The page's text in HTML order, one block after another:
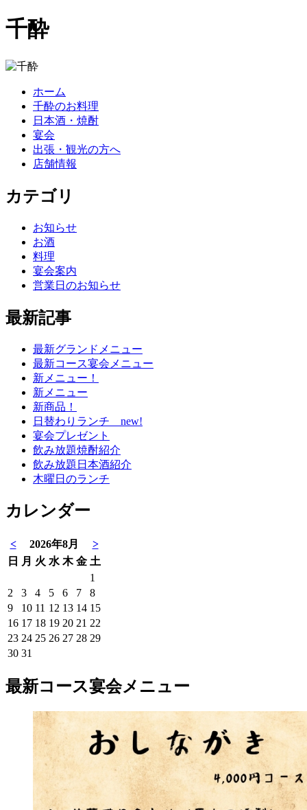
千酔
ホーム
千酔のお料理
日本酒・焼酎
宴会
出張・観光の方へ
店舗情報
カテゴリ
お知らせ
お酒
料理
宴会案内
営業日のお知らせ
最新記事
最新グランドメニュー
最新コース宴会メニュー
新メニュー！
新メニュー
新商品！
日替わりランチ new!
宴会プレゼント
飲み放題焼酎紹介
飲み放題日本酒紹介
木曜日のランチ
カレンダー
< 2026年8月
>
日
月 火 水 木 金 土
1
2
3 4 5 6 7
8
9
10 11 12 13 14 15
16 17 18 19 20 21 22
23 24 25 26 27 28 29
30 31
最新コース宴会メニュー